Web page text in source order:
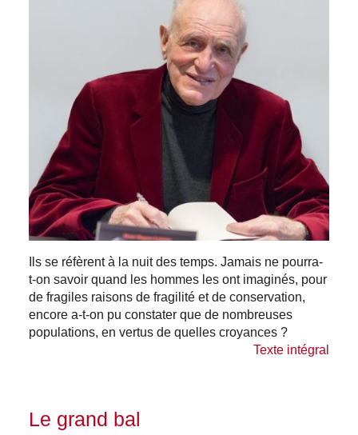
Ils se réfèrent à la nuit des temps. Jamais ne pourra-
t-on savoir quand les hommes les ont imaginés, pour
de fragiles raisons de fragilité et de conservation,
encore a-t-on pu constater que de nombreuses
populations, en vertus de quelles croyances ?
Texte intégral
Le grand bal